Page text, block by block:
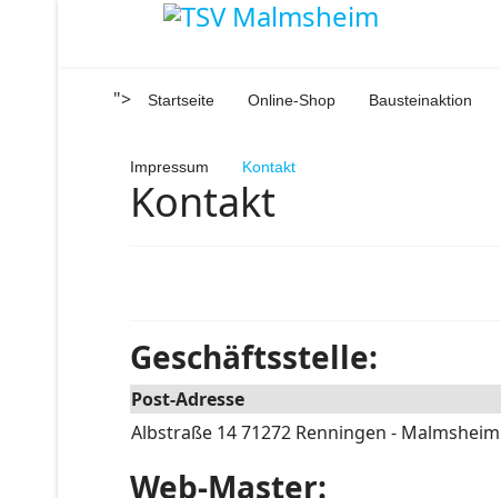
"> Startseite Online-Shop Bausteinaktion
Impressum Kontakt
Kontakt
Geschäftsstelle:
Post-Adresse
Albstraße 14 71272 Renningen - Malmsheim
Web-Master: